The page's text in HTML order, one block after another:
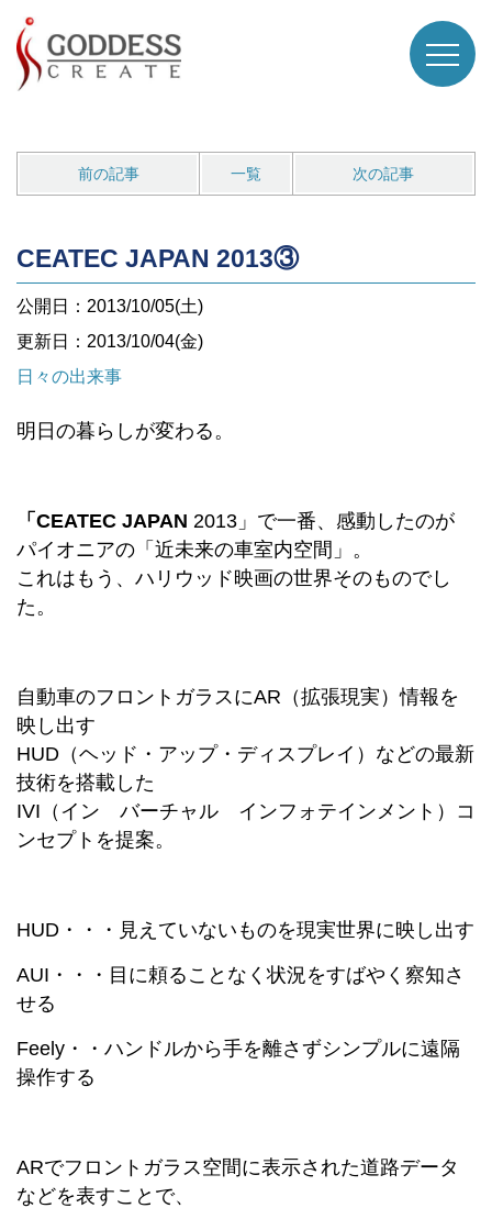
前の記事 一覧 次の記事
CEATEC JAPAN 2013③
公開日：2013/10/05(土)
更新日：2013/10/04(金)
日々の出来事
明日の暮らしが変わる。
「 CEATEC JAPAN 2013」で一番、感動したのが
パイオニアの「近未来の車室内空間」。
これはもう、ハリウッド映画の世界そのものでし
た。
自動車のフロントガラスにAR（拡張現実）情報を
映し出す
HUD（ヘッド・アップ・ディスプレイ）などの最新
技術を搭載した
IVI（イン バーチャル インフォテインメント）コ
ンセプトを提案。
HUD・・・見えていないものを現実世界に映し出す
AUI・・・目に頼ることなく状況をすばやく察知さ
せる
Feely・・ハンドルから手を離さずシンプルに遠隔
操作する
ARでフロントガラス空間に表示された道路データ
などを表すことで、